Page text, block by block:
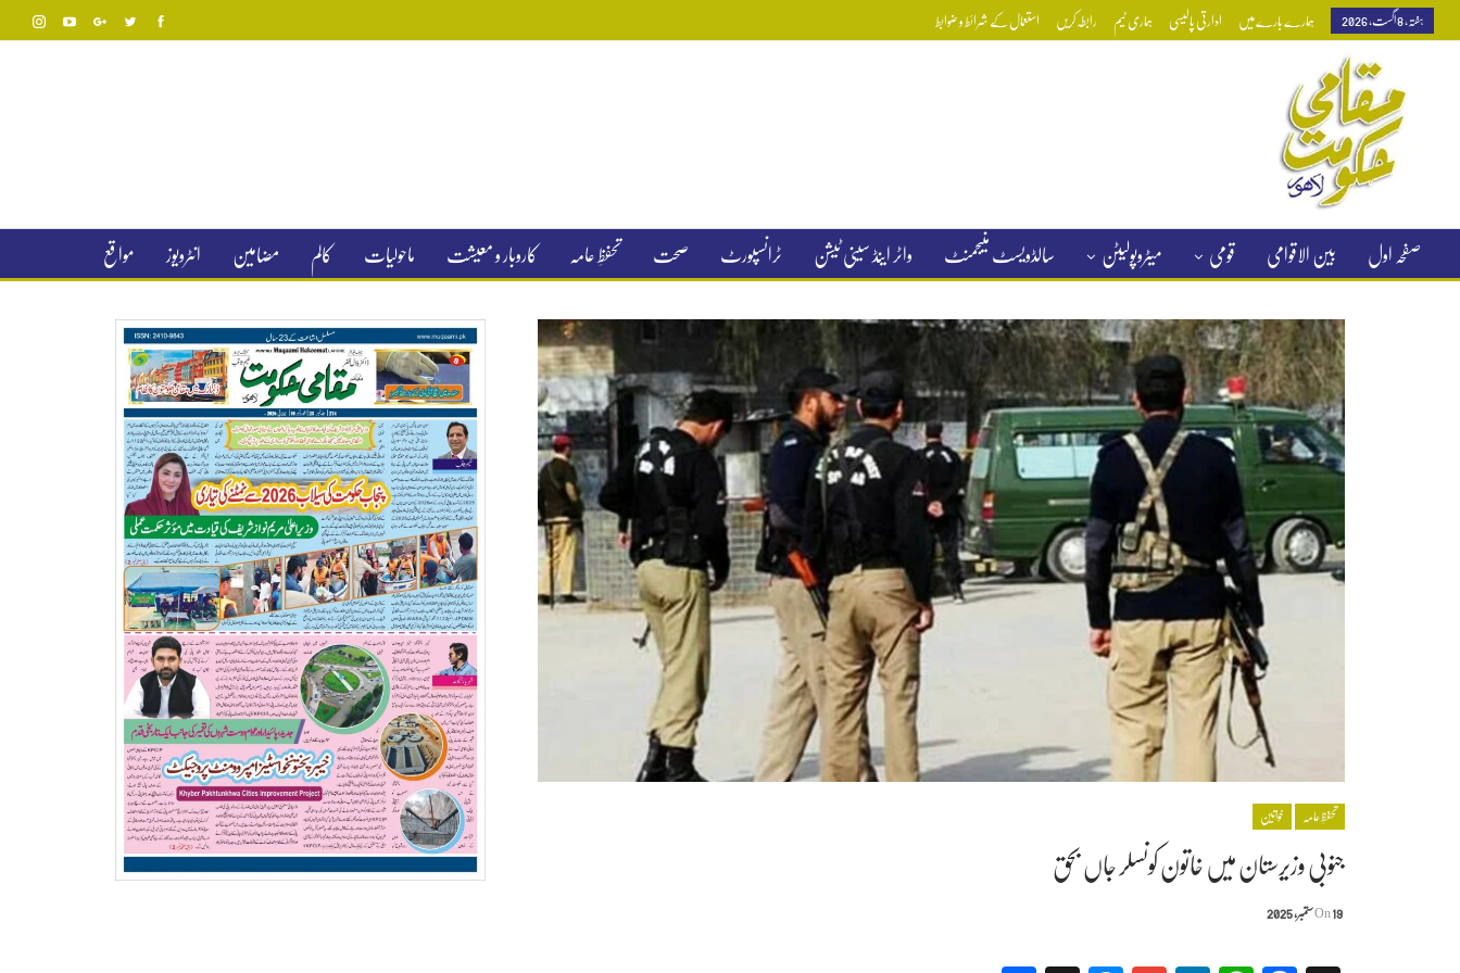
ہفتہ, 8 اگست, 2026 ہمارے بارے میں ادارتی پالیسی ہماری ٹیم رابطہ کریں استعمال کے شرائط و ضوابط
صفحہ اول بین الاقوامی قومی میٹروپولیٹن سالڈویسٹ منیجمنٹ واٹر اینڈ سینی ٹیشن ٹرانسپورٹ صحت تحفظِ عامہ کاروبار و معیشت ماحولیات کالم مضامین انٹرویوز مواقع
تحفظِ عامہ خواتین
جنوبی وزیرستان میں خاتون کونسلر جاں بحق
On 19 ستمبر, 2025